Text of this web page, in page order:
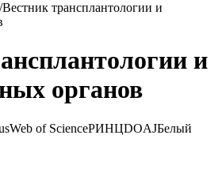
/Вестник трансплантологии и
и
органов
Web of ScienceРИНЦDOAJБелый